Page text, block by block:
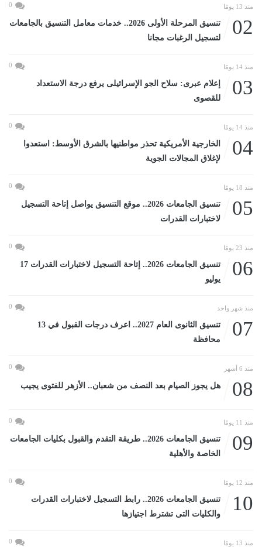
منذ 13 يومًا 0
02
تنسيق المرحلة الأولى 2026.. خدمات معامل التنسيق بالجامعات
لتسجيل الرغبات مجانا
منذ 14 يومًا 0
03
إعلام عبرى: سلاح الجو الإسرائيلى يرفع درجة الاستعداد
للقصوى
منذ 14 يومًا 0
04
الخارجية الأمريكية تحذر مواطنيها بالشرق الأوسط: استعدوا
لإغلاق المجالات الجوية
منذ 18 يومًا 0
05
تنسيق الجامعات 2026.. موقع التنسيق يواصل إتاحة التسجيل
لاختبارات القدرات
منذ 23 يومًا 0
06
تنسيق الجامعات 2026.. إتاحة التسجيل لاختبارات القدرات 17
يوليو
منذ شهر واحد 0
07
تنسيق الثانوى العام 2027.. اعرف درجات القبول في 13
محافظة
منذ 6 أشهر 0
08 هل يجوز الصيام بعد النصف من شعبان.. الأزهر للفتوى يجيب
منذ 11 يومًا 0
09
تنسيق الجامعات 2026.. طريقة التقدم والقبول بكليات الجامعات
الخاصة والأهلية
منذ 12 يومًا 0
10
تنسيق الجامعات 2026.. رابط التسجيل لاختبارات القدرات
والكليات التى تشترط اجتيازها
منذ 13 يومًا 0